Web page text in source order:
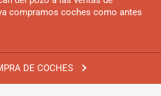
DE COCHES
compramos coches como antes